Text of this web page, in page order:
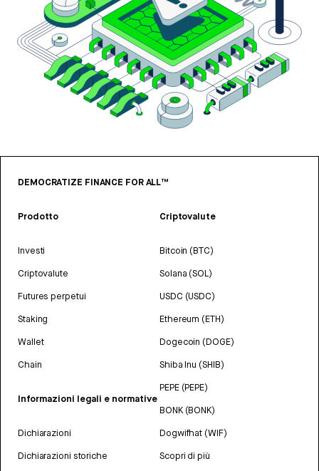
DEMOCRATIZE FINANCE FOR ALL™
Prodotto
Investi
Criptovalute
Futures perpetui
Staking
Wallet
Chain
Informazioni legali e normative
Dichiarazioni
Dichiarazioni storiche
Criptovalute
Bitcoin (BTC)
Solana (SOL)
USDC (USDC)
Ethereum (ETH)
Dogecoin (DOGE)
Shiba Inu (SHIB)
PEPE (PEPE)
BONK (BONK)
Dogwifhat (WIF)
Scopri di più